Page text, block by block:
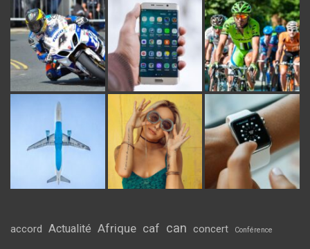
accord Actualité Afrique caf can concert Conférence